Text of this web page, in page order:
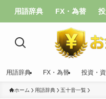
用語辞典 FX・為替
用語辞典 FX・為替 投資・
ホーム 用語辞典 五十音一覧